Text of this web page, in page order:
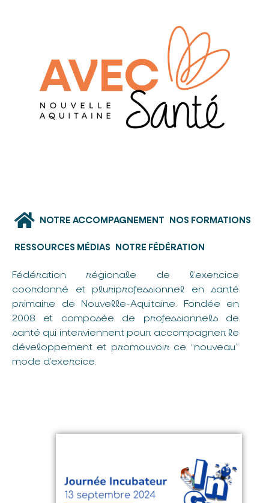
NOTRE ACCOMPAGNEMENT NOS FORMATIONS
RESSOURCES MÉDIAS NOTRE FÉDÉRATION
Fédération régionale de l’exercice
coordonné et pluriprofessionnel en santé
primaire de Nouvelle-Aquitaine. Fondée en
2008 et composée de professionnels de
santé qui interviennent pour accompagner le
développement et promouvoir ce “nouveau”
mode d’exercice.